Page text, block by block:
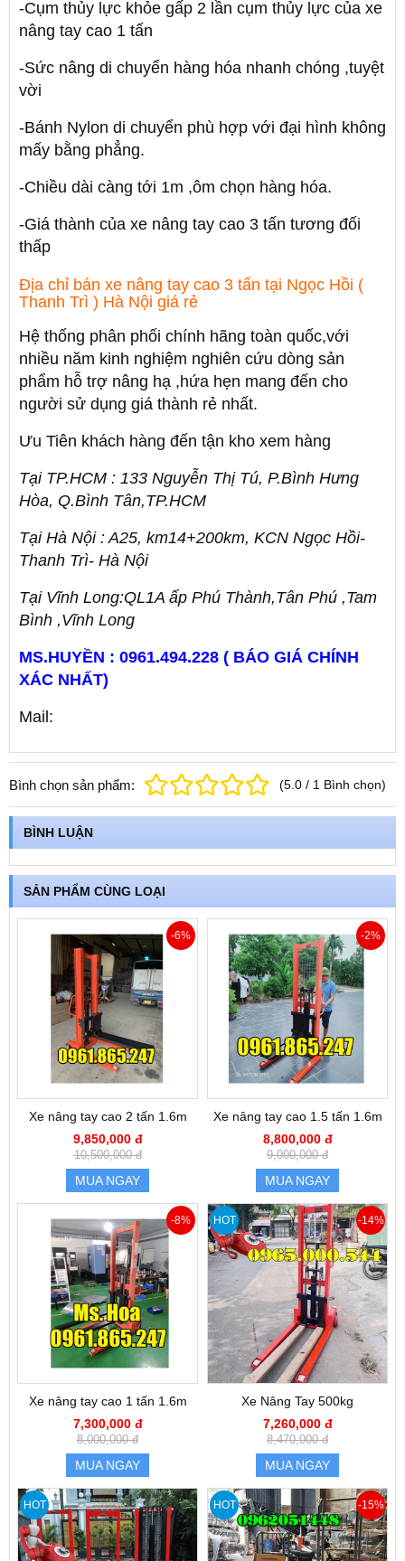
-Cụm thủy lực khỏe gấp 2 lần cụm thủy lực của xe
nâng tay cao 1 tấn
-Sức nâng di chuyển hàng hóa nhanh chóng ,tuyệt
vời
-Bánh Nylon di chuyển phù hợp với đại hình không
mấy bằng phẳng.
-Chiều dài càng tới 1m ,ôm chọn hàng hóa.
-Giá thành của xe nâng tay cao 3 tấn tương đối
thấp
Địa chỉ bán xe nâng tay cao 3 tấn tại Ngọc Hồi (
Thanh Trì ) Hà Nội giá rẻ
Hệ thống phân phối chính hãng toàn quốc,với
nhiều năm kinh nghiệm nghiên cứu dòng sản
phẩm hỗ trợ nâng hạ ,hứa hẹn mang đến cho
người sử dụng giá thành rẻ nhất.
Ưu Tiên khách hàng đến tận kho xem hàng
Tại TP.HCM : 133 Nguyễn Thị Tú, P.Bình Hưng
Hòa, Q.Bình Tân,TP.HCM
Tại Hà Nội : A25, km14+200km, KCN Ngọc Hồi-
Thanh Trì- Hà Nội
Tại Vĩnh Long:QL1A ấp Phú Thành,Tân Phú ,Tam
Bình ,Vĩnh Long
MS.HUYỀN : 0961.494.228 ( BÁO GIÁ CHÍNH
XÁC NHẤT)
Mail:
Bình chọn sản phẩm: (5.0 / 1 Bình chọn)
BÌNH LUẬN
SẢN PHẨM CÙNG LOẠI
-6%
Xe nâng tay cao 2 tấn 1.6m
9,850,000 đ
10,500,000 đ
MUA NGAY
-2%
Xe nâng tay cao 1.5 tấn 1.6m
8,800,000 đ
9,000,000 đ
MUA NGAY
-8%
Xe nâng tay cao 1 tấn 1.6m
7,300,000 đ
8,000,000 đ
MUA NGAY
-14%
HOT
Xe Nâng Tay 500kg
7,260,000 đ
8,470,000 đ
MUA NGAY
HOT -15%
HOT